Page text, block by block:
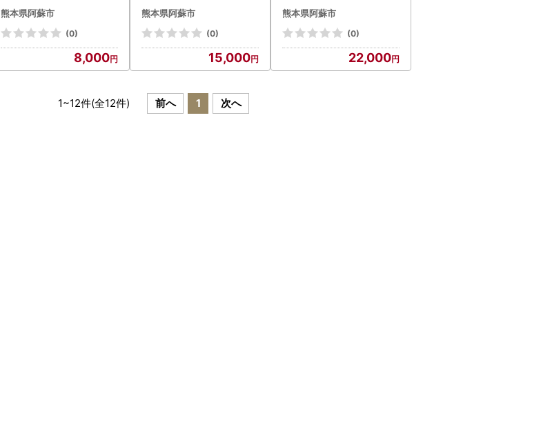
1本ずつ 計2本セット 阿
蘇ミルク 阿部牧場 ASOMI
LK のむヨーグルト セット
ミシュラン 3つ星 受賞 牛
乳 牧場 牧場直送 人気 お取
り寄せ ギフト 贈り物 おす
製品 新鮮 国産 お礼 御礼 熊
熊本県阿蘇市
(0)
8,000
2本ずつ 計4本セット 阿
蘇ミルク 阿部牧場 ASOMI
LK のむヨーグルト セット
ミシュラン 3つ星 受賞 牛
乳 牧場 牧場直送 人気 お取
り寄せ ギフト 贈り物 おす
製品 新鮮 国産 お礼 御礼 熊
本県 阿蘇市
熊本県阿蘇市
(0)
15,000
3本ずつ 計6本セット 阿
蘇ミルク 阿部牧場 ASOMI
LK のむヨーグルト セット
ミシュラン 3つ星 受賞 牛
乳 牧場 牧場直送 人気 お取
り寄せ ギフト 贈り物 おす
熊本県阿蘇市
(0)
22,000
1~12件(全12件) 前へ 1 次へ